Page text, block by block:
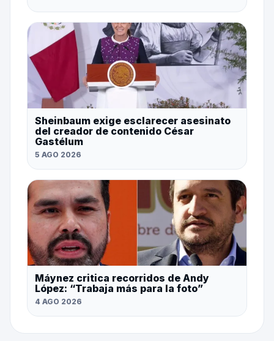
Sheinbaum exige esclarecer asesinato
del creador de contenido César
Gastélum
5 AGO 2026
Máynez critica recorridos de Andy
López: “Trabaja más para la foto”
4 AGO 2026